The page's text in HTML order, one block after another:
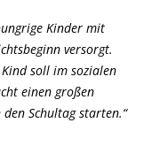
Kinder mit
versorgt.
soll im sozialen
einen großen
Schultag starten.“